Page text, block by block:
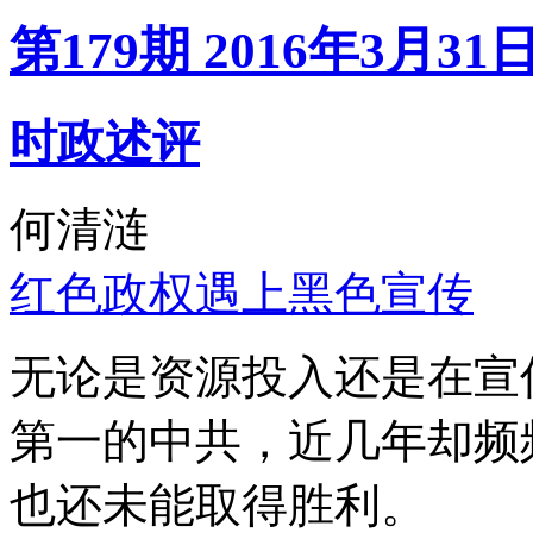
第179期 2016年3月31
时政述评
何清涟
红色政权遇上黑色宣传
无论是资源投入还是在
第一的中共，近几年却
也还未能取得胜利。